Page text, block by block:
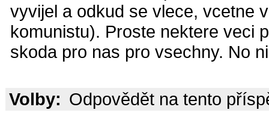
vyvijel a odkud se vlece, vcetne
komunistu). Proste nektere veci
skoda pro nas pro vsechny. No
Volby: Odpovědět na tento